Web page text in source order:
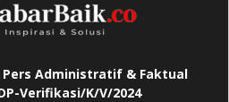
Administratif & Faktual
Verifikasi/K/V/2024